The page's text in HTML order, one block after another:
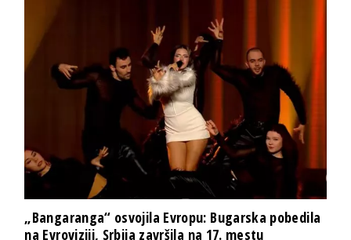
„Bangaranga“ osvojila Evropu: Bugarska pobedila
na Evroviziji, Srbija završila na 17. mestu